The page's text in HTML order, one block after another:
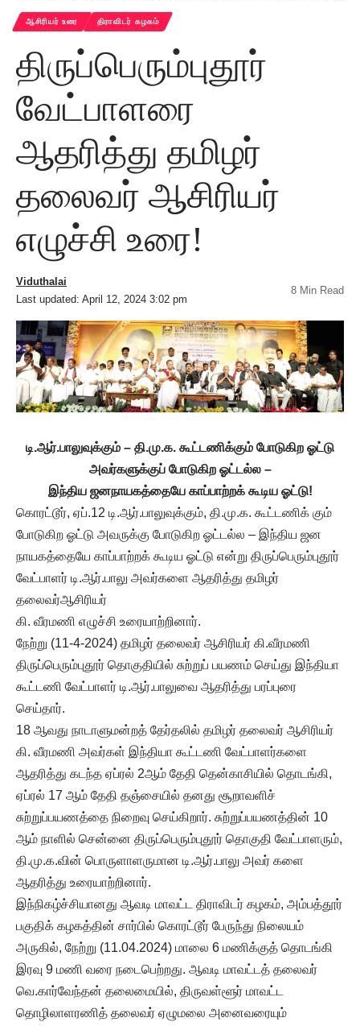
ஆசிரியர் உரை திராவிடர் கழகம்
திருப்பெரும்புதூர்
வேட்பாளரை
ஆதரித்து தமிழர்
தலைவர் ஆசிரியர்
எழுச்சி உரை!
Last updated: April 12, 2024 3:02 pm
Viduthalai
8 Min Read
டி.ஆர்.பாலுவுக்கும் – தி.மு.க. கூட்டணிக்கும் போடுகிற ஓட்டு
அவர்களுக்குப் போடுகிற ஓட்டல்ல –
இந்திய ஜனநாயகத்தையே காப்பாற்றக் கூடிய ஓட்டு!
கொரட்டூர், ஏப்.12 டி.ஆர்.பாலுவுக்கும், தி.மு.க. கூட்டணிக் கும்
போடுகிற ஓட்டு அவருக்கு போடுகிற ஓட்டல்ல – இந்திய ஜன
நாயகத்தையே காப்பாற்றக் கூடிய ஓட்டு என்று திருப்பெரும்புதூர்
வேட்பாளர் டி.ஆர்.பாலு அவர்களை ஆதரித்து தமிழர்
தலைவர்ஆசிரியர்
கி. வீரமணி எழுச்சி உரையாற்றினார்.
நேற்று (11-4-2024) தமிழர் தலைவர் ஆசிரியர் கி.வீரமணி
திருப்பெரும்புதூர் தொகுதியில் சுற்றுப் பயணம் செய்து இந்தியா
கூட்டணி வேட்பாளர் டி.ஆர்.பாலுவை ஆதரித்து பரப்புரை
செய்தார்.
18 ஆவது நாடாளுமன்றத் தேர்தலில் தமிழர் தலைவர் ஆசிரியர்
கி. வீரமணி அவர்கள் இந்தியா கூட்டணி வேட்பாளர்களை
ஆதரித்து கடந்த ஏப்ரல் 2ஆம் தேதி தென்காசியில் தொடங்கி,
ஏப்ரல் 17 ஆம் தேதி தஞ்சையில் தனது சூறாவளிச்
சுற்றுப்பயணத்தை நிறைவு செய்கிறார். சுற்றுப்பயணத்தின் 10
ஆம் நாளில் சென்னை திருப்பெரும்புதூர் தொகுதி வேட்பாளரும்,
தி.மு.க.வின் பொருளாளருமான டி.ஆர்.பாலு அவர் களை
ஆதரித்து உரையாற்றினார்.
இந்நிகழ்ச்சியானது ஆவடி மாவட்ட திராவிடர் கழகம், அம்பத்தூர்
பகுதிக் கழகத்தின் சார்பில் கொரட்டூர் பேருந்து நிலையம்
அருகில், நேற்று (11.04.2024) மாலை 6 மணிக்குத் தொடங்கி
இரவு 9 மணி வரை நடைபெற்றது. ஆவடி மாவட்டத் தலைவர்
வெ.கார்வேந்தன் தலைமையில், திருவள்ளூர் மாவட்ட
தொழிலாளரணித் தலைவர் ஏழுமலை அனைவரையும்